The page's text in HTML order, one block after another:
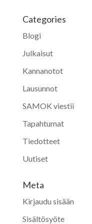
Categories
Blogi
Julkaisut
Kannanotot
Lausunnot
SAMOK viestii
Tapahtumat
Tiedotteet
Uutiset
Meta
Kirjaudu sisään
Sisältösyöte